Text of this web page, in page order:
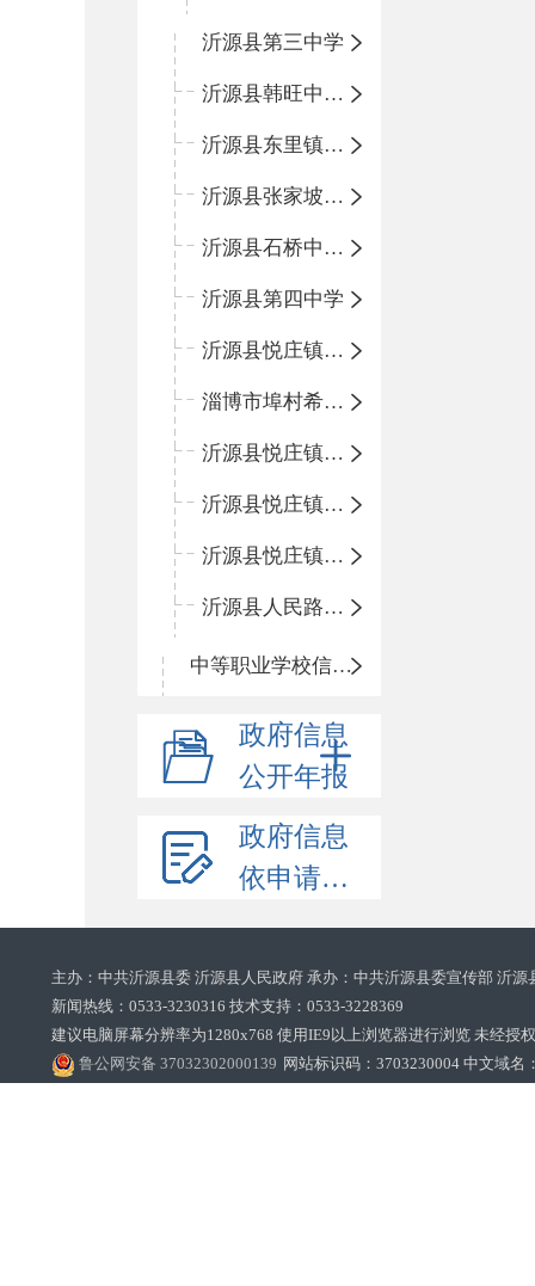
沂源县第三中学
沂源县韩旺中心学校
沂源县东里镇中心小学
沂源县张家坡中心学校
沂源县石桥中心学校
沂源县第四中学
沂源县悦庄镇中心小学
淄博市埠村希望小学
沂源县悦庄镇青龙山小学
沂源县悦庄镇鲍庄完小
沂源县悦庄镇赵庄小学
沂源县人民路小学
中等职业学校信息公开
政府信息
公开年报
政府信息
依申请公开
主办：中共沂源县委 沂源县人民政府 承办：中共沂源县委宣传部 沂
新闻热线：0533-3230316 技术支持：0533-3228369‌‌
建议电脑屏幕分辨率为1280x768 使用IE9以上浏览器进行浏览 未经授
鲁公网安备 37032302000139 网站标识码：3703230004 中文域名